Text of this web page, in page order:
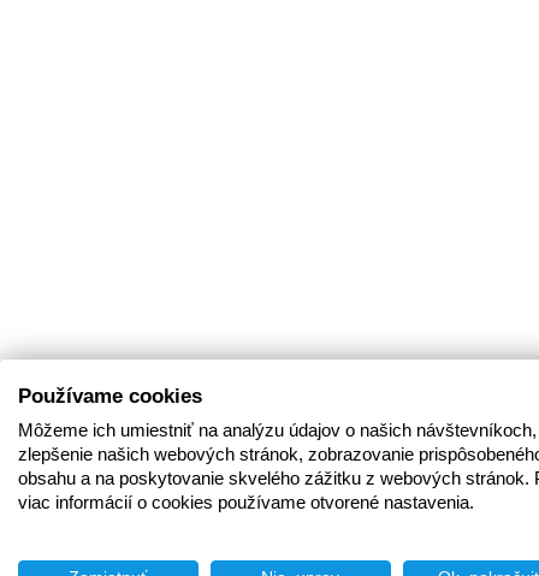
Používame cookies
Môžeme ich umiestniť na analýzu údajov o našich
zlepšenie našich webových stránok, zobrazovanie
obsahu a na poskytovanie skvelého zážitku z webových stránok.
viac informácií o cookies používame otvorené nastavenia.